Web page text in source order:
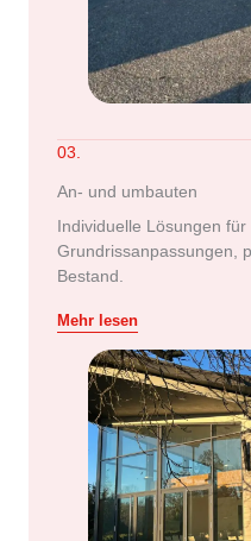
03.
An- und umbauten
Individuelle Lösungen
Grundrissanpassungen,
Bestand.
Mehr lesen